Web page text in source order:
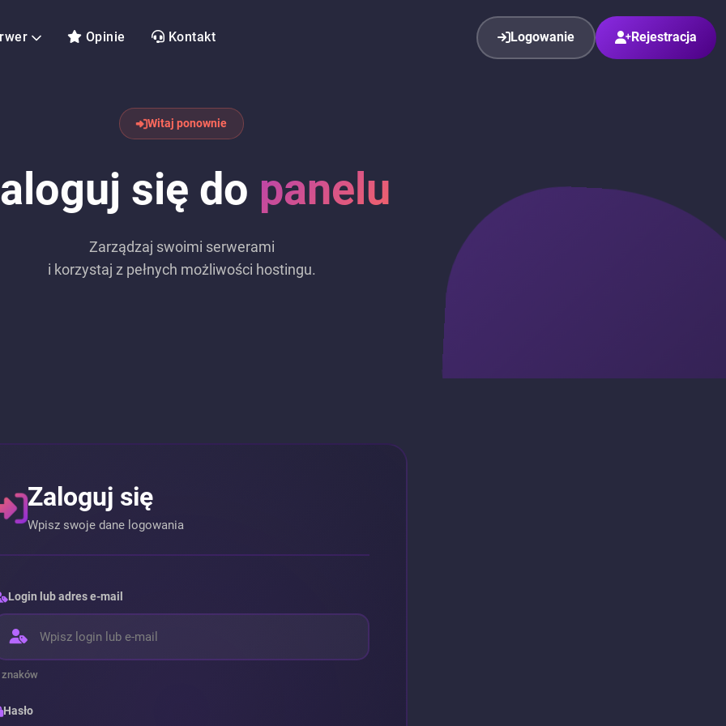
Opinie Kontakt Logowanie Rejestracja
Witaj ponownie
się do panelu
Zarządzaj swoimi serwerami
i korzystaj z pełnych możliwości hostingu.
Zaloguj się
Wpisz swoje dane logowania
Login lub adres e-mail
znaków
Hasło